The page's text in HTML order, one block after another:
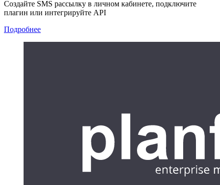
Создайте SMS рассылку в личном кабинете, подключите
плагин или интегрируйте API
Подробнее